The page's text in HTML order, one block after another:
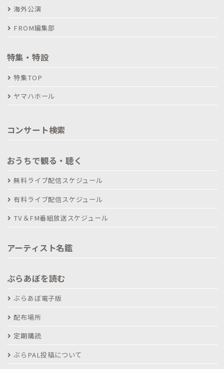
海外公演
FROM編集部
特集・特設
特集TOP
ヤマハホール
コンサート検索
おうちで観る・聴く
無料ライブ配信スケジュール
有料ライブ配信スケジュール
TV＆FM番組放送スケジュール
アーティスト名鑑
ぶらあぼを読む
ぶらあぼ電子版
配布場所
定期購読
ぶらPAL投稿について